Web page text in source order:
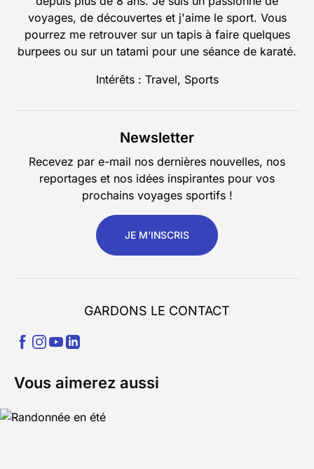
voyages, de découvertes et j'aime le sport. Vous
pourrez me retrouver sur un tapis à faire quelques
burpees ou sur un tatami pour une séance de karaté.
Intérêts : Travel, Sports
Newsletter
Recevez par e-mail nos dernières nouvelles, nos
reportages et nos idées inspirantes pour vos
prochains voyages sportifs !
JE M'INSCRIS
GARDONS LE CONTACT
Vous aimerez aussi